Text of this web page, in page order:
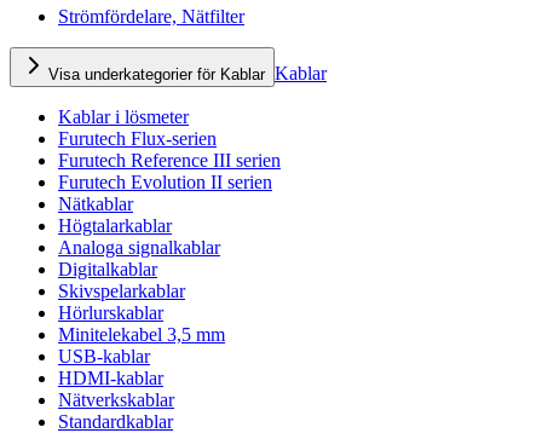
Strömfördelare, Nätfilter
Visa underkategorier för Kablar Kablar
Kablar i lösmeter
Furutech Flux-serien
Furutech Reference III serien
Furutech Evolution II serien
Nätkablar
Högtalarkablar
Analoga signalkablar
Digitalkablar
Skivspelarkablar
Hörlurskablar
Minitelekabel 3,5 mm
USB-kablar
HDMI-kablar
Nätverkskablar
Standardkablar